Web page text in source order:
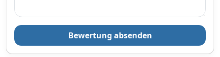
Bewertung absenden